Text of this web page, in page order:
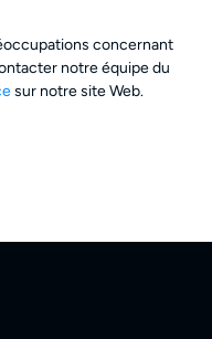
concernant
notre équipe du
sur notre site Web.